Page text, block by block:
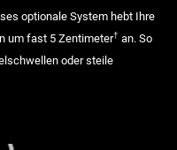
optionale System hebt Ihre
um fast 5 Zentimeter† an. So
oder steile